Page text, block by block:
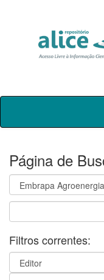
Skip
Página de
Filtros correntes: